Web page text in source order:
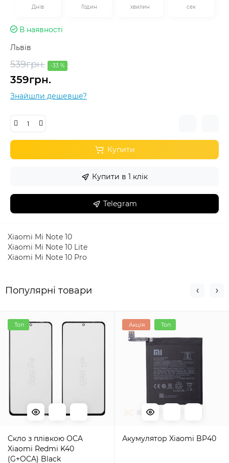
Днів Годин хвилин сек
В наявності
Львів
539грн. -33 %
359грн.
Знайшли дешевше?
Купити
Купити в 1 клік
Telegram
Xiaomi Mi Note 10
Xiaomi Mi Note 10 Lite
Xiaomi Mi Note 10 Pro
Популярні товари
Топ
Cкло з плівкою ОCA
Xiaomi Redmi K40
(G+OCA) Black
Акція Топ
Акумулятор Xiaomi BP40